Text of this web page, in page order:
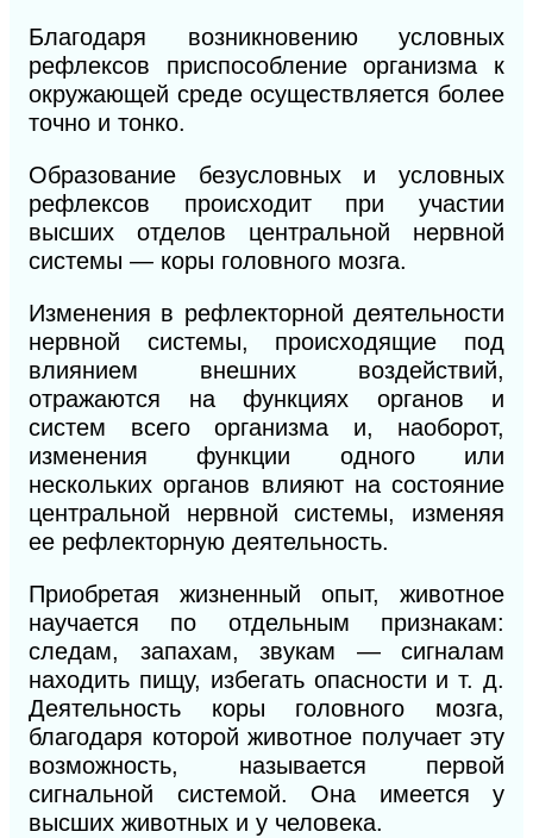
Благодаря возникновению условных
рефлексов приспособление организма к
окружающей среде осуществляется более
точно и тонко.
Образование безусловных и условных
рефлексов происходит при участии
высших отделов центральной нервной
системы — коры головного мозга.
Изменения в рефлекторной деятельности
нервной системы, происходящие под
влиянием внешних воздействий,
отражаются на функциях органов и
систем всего организма и, наоборот,
изменения функции одного или
нескольких органов влияют на состояние
центральной нервной системы, изменяя
ее рефлекторную деятельность.
Приобретая жизненный опыт, животное
научается по отдельным признакам:
следам, запахам, звукам — сигналам
находить пищу, избегать опасности и т. д.
Деятельность коры головного мозга,
благодаря которой животное получает эту
возможность, называется первой
сигнальной системой. Она имеется у
высших животных и у человека.